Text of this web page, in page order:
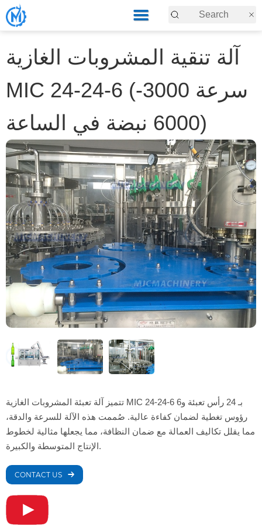
آلة تنقية المشروبات الغازية
MIC 24-24-6 (سرعة 3000-
6000 نبضة في الساعة)
تتميز آلة تعبئة المشروبات الغازية MIC 24-24-6 بـ 24 رأس تعبئة و6
رؤوس تغطية لضمان كفاءة عالية. صُممت هذه الآلة للسرعة والدقة،
مما يقلل تكاليف العمالة مع ضمان النظافة، مما يجعلها مثالية لخطوط
الإنتاج المتوسطة والكبيرة.
CONTACT US